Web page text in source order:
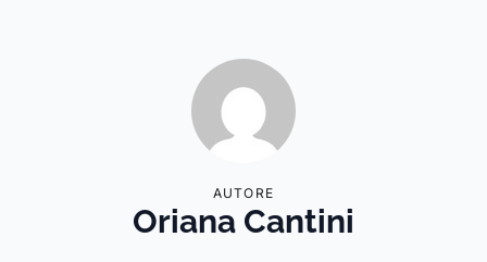
AUTORE
Oriana Cantini